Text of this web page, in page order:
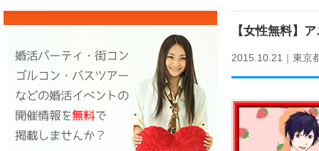
【女性無料】
2015.10.21｜ 東京